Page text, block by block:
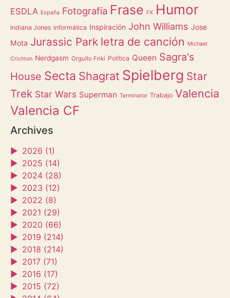
ESDLA España Fotografía Frase FX Humor
Indiana Jones informática Inspiración John Williams Jose
Mota Jurassic Park letra de canción Michael
Crichton Nerdgasm Orgullo Friki Política Queen Sagra's
House Secta Shagrat Spielberg Star
Trek Star Wars Superman Terminator Trabajo Valencia
Valencia CF
Archives
► 2026 (1)
► 2025 (14)
► 2024 (28)
► 2023 (12)
► 2022 (8)
► 2021 (29)
► 2020 (66)
► 2019 (214)
► 2018 (214)
► 2017 (71)
► 2016 (17)
► 2015 (72)